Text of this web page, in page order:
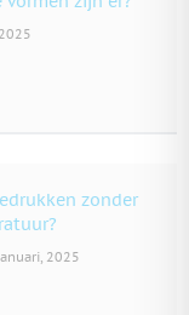
zonder
2025